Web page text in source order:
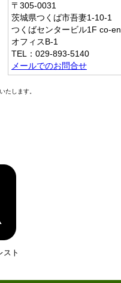
〒305-0031
茨城県つくば市吾妻1-10-1
つくばセンタービル1F co-en
オフィスB-1
TEL：029-893-5140
メールでのお問合せ
たします。
スト